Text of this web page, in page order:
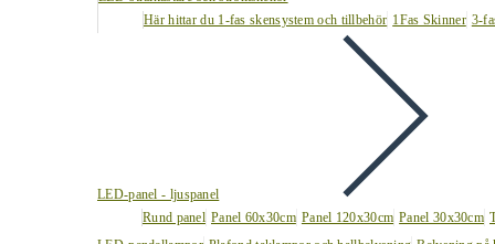
Här hittar du 1-fas skensystem och tillbehör 1Fas Skinner 3-
LED-panel - ljuspanel
Rund panel Panel 60x30cm Panel 120x30cm Panel 30x30cm